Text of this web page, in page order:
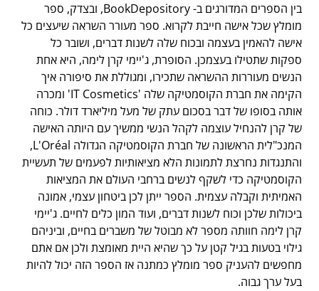
בין הספרים המדורגים ב- BookDepository, ובצדק, ספר
מומלץ שכל אישה חייבת לקרוא. ספר מעורר השראה שיעצים כל
אישה להאמין בעצמה ובכוח שלה לשנות דברים, ושובר כל
ספקות שתטילו בעצמכן. הסופרת, ג'יימי קרן לימה, היא אחת
הנשים מעוררות ההשראה שתכירו, ומגוללת את סיפורה איך
הקימה את חברת הקוסמטיקה שלה 'IT Cosmetics' ומכרה
אותה בסופו של דבר בסכום עתק של מעל מיליארד דולר. כוחה
של קרן להנחיל עוצמה לקהל הנשי ממשיך עם היותה האישה
המנכ"לית הראשונה של חברת הקוסמטיקה הגדולה L'Oréal,
והתנגדות נחרצת לתמונות הלא מציאותיות לפעמים של תעשיית
הקוסמטיקה כדי לשקף לנשים ברחבי העולם את המציאות
האמיתית וקבלה עצמית. הספר ייתן לכן ביטחון עצמי, אמונה
ביכולות שלכן וכוח לשנות דברים, ועוד המון כלים לחיים. ג'יימי
קרן לימה חוותה מספר לא מבוטל של משברים בחיים, וביניהם
גילוי בטעות בגיל קטן על כך שהיא היית מאומצת ולכן אם אתם
מחפשים להעניק ספר מומלץ כמתנה אז הספר הזה יכול להיות
בעל ערך גבוה.